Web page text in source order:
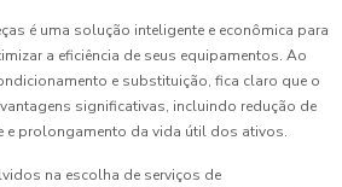
é uma solução inteligente e econômica para
a eficiência de seus equipamentos. Ao
e substituição, fica claro que o
significativas, incluindo redução de
e prolongamento da vida útil dos ativos.
na escolha de serviços de